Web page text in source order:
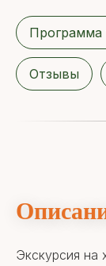
Программа
Отзывы
Экскурсия на